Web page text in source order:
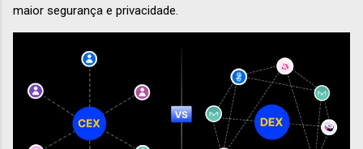
maior segurança e privacidade.